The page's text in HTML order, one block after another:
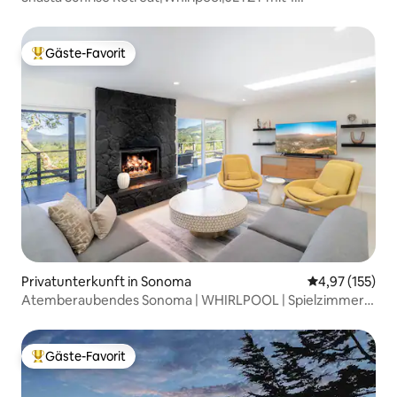
Beliebter Gäste-Favorit.
Gäste-Favorit
Privatunterkunft in Sonoma
4,97 (155)
Atemberaubendes Sonoma | WHIRLPOOL | Spielzimmer |
Beliebter Gäste-Favorit.
Gäste-Favorit